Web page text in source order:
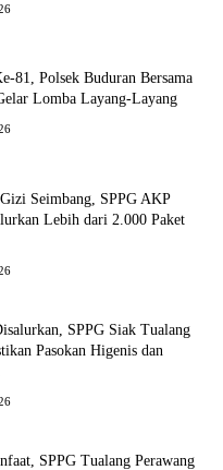
81, Polsek Buduran Bersama
Lomba Layang-Layang
Seimbang, SPPG AKP
Lebih dari 2.000 Paket
SPPG Siak Tualang
Pasokan Higenis dan
SPPG Tualang Perawang